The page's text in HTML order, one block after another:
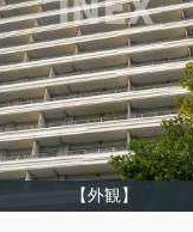
【外観】